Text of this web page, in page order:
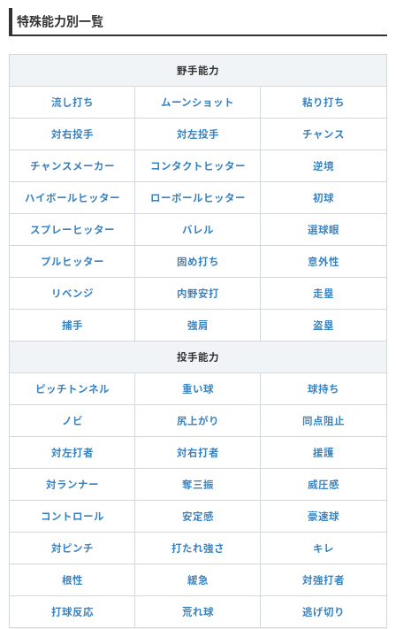
特殊能力別一覧
野手能力
流し打ち ムーンショット 粘り打ち
対右投手 対左投手 チャンス
チャンスメーカー コンタクトヒッター 逆境
ハイボールヒッター ローボールヒッター 初球
スプレーヒッター バレル 選球眼
プルヒッター 固め打ち 意外性
リベンジ 内野安打 走塁
捕手 強肩 盗塁
投手能力
ピッチトンネル 重い球 球持ち
ノビ 尻上がり 同点阻止
対左打者 対右打者 援護
対ランナー 奪三振 威圧感
コントロール 安定感 豪速球
対ピンチ 打たれ強さ キレ
根性 緩急 対強打者
打球反応 荒れ球 逃げ切り